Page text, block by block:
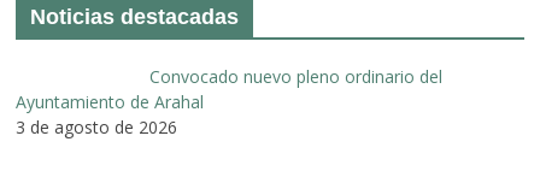
Noticias destacadas
Convocado nuevo pleno ordinario del
Ayuntamiento de Arahal
3 de agosto de 2026